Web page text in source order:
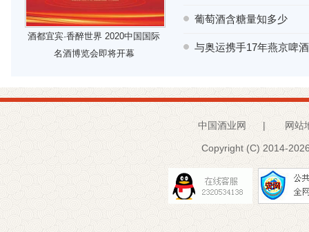
酒都宜宾·香醉世界 2020中国国际
名酒博览会即将开幕
葡萄酒含糖量知多少
与奥运携手17年燕京啤
中国酒业网 | 网站
Copyright (C) 2014-